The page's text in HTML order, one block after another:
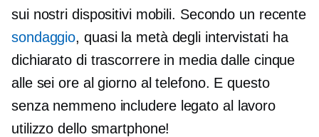
sui nostri dispositivi mobili. Secondo un recente
sondaggio, quasi la metà degli intervistati ha
dichiarato di trascorrere in media dalle cinque
alle sei ore al giorno al telefono. E questo
senza nemmeno includere legato al lavoro
utilizzo dello smartphone!